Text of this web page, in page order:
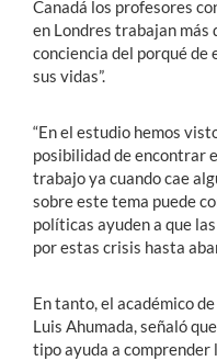
Canadá los profesores
en Londres trabajan más
conciencia del porqué
sus vidas”.
“En el estudio hemos
posibilidad de encontrar
trabajo ya cuando cae
sobre este tema puede
políticas ayuden a que
por estas crisis hasta
En tanto, el académico
Luis Ahumada, señaló
tipo ayuda a